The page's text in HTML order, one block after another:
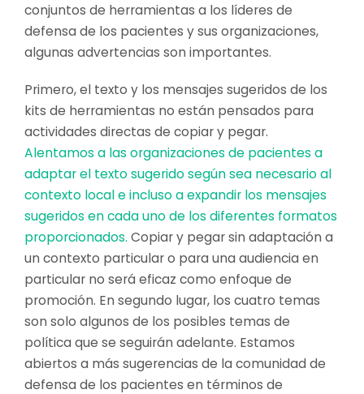
conjuntos de herramientas a los líderes de
defensa de los pacientes y sus organizaciones,
algunas advertencias son importantes.
Primero, el texto y los mensajes sugeridos de los
kits de herramientas no están pensados para
actividades directas de copiar y pegar.
Alentamos a las organizaciones de pacientes a
adaptar el texto sugerido según sea necesario al
contexto local e incluso a expandir los mensajes
sugeridos en cada uno de los diferentes formatos
proporcionados. Copiar y pegar sin adaptación a
un contexto particular o para una audiencia en
particular no será eficaz como enfoque de
promoción. En segundo lugar, los cuatro temas
son solo algunos de los posibles temas de
política que se seguirán adelante. Estamos
abiertos a más sugerencias de la comunidad de
defensa de los pacientes en términos de